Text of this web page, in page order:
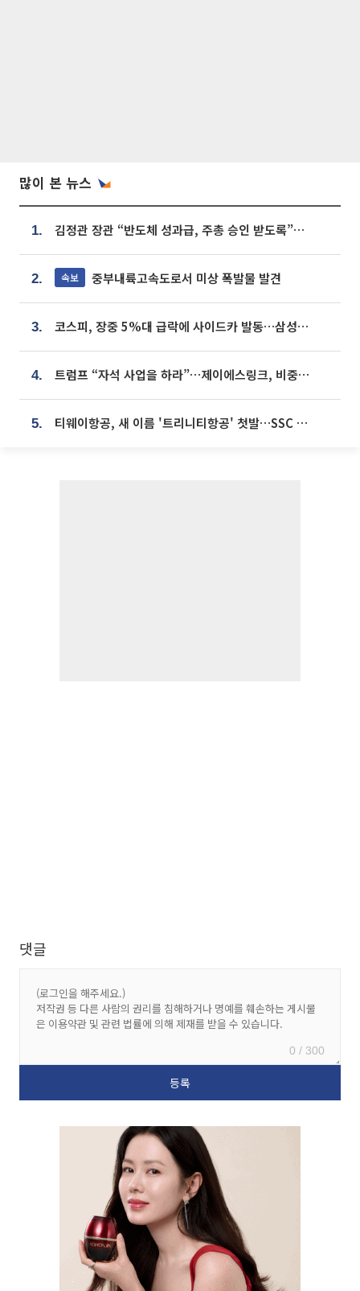
많이 본 뉴스
1. 김정관 장관 “반도체 성과급, 주총 승인 받도록”…상법·자본시장법 개정 시사
2. 속보 중부내륙고속도로서 미상 폭발물 발견
3. 코스피, 장중 5%대 급락에 사이드카 발동…삼성·SK 동반 폭락
4. 트럼프 “자석 사업을 하라”…제이에스링크, 비중국 영구자석 공급망 구축 속도
5. 티웨이항공, 새 이름 '트리니티항공' 첫발…SSC 전략 본격화
댓글
0 / 300